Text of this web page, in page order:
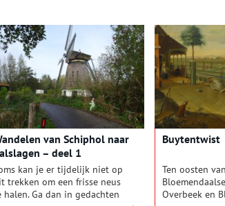
van Schiphol naar
– deel 1
kan je er tijdelijk niet op
trekken om een frisse neus
halen. Ga dan in gedachten
Buytentwist
Ten oosten
Overbeek en